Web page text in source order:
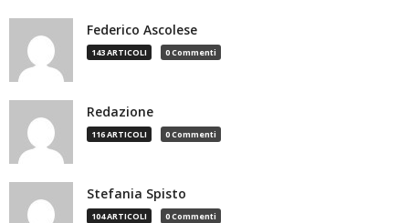
Federico Ascolese
143 ARTICOLI 0 Commenti
Redazione
116 ARTICOLI 0 Commenti
Stefania Spisto
104 ARTICOLI 0 Commenti